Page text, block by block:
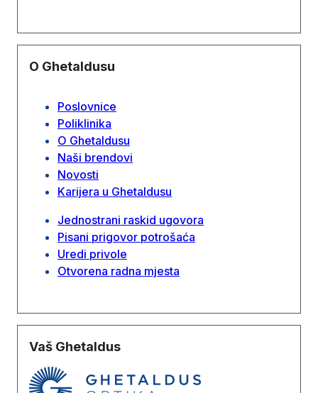
O Ghetaldusu
Poslovnice
Poliklinika
O Ghetaldusu
Naši brendovi
Novosti
Karijera u Ghetaldusu
Jednostrani raskid ugovora
Pisani prigovor potrošaća
Uredi privole
Otvorena radna mjesta
Vaš Ghetaldus